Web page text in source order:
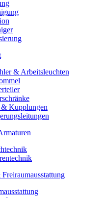
& Arbeitsleuchten
& Kupplungen